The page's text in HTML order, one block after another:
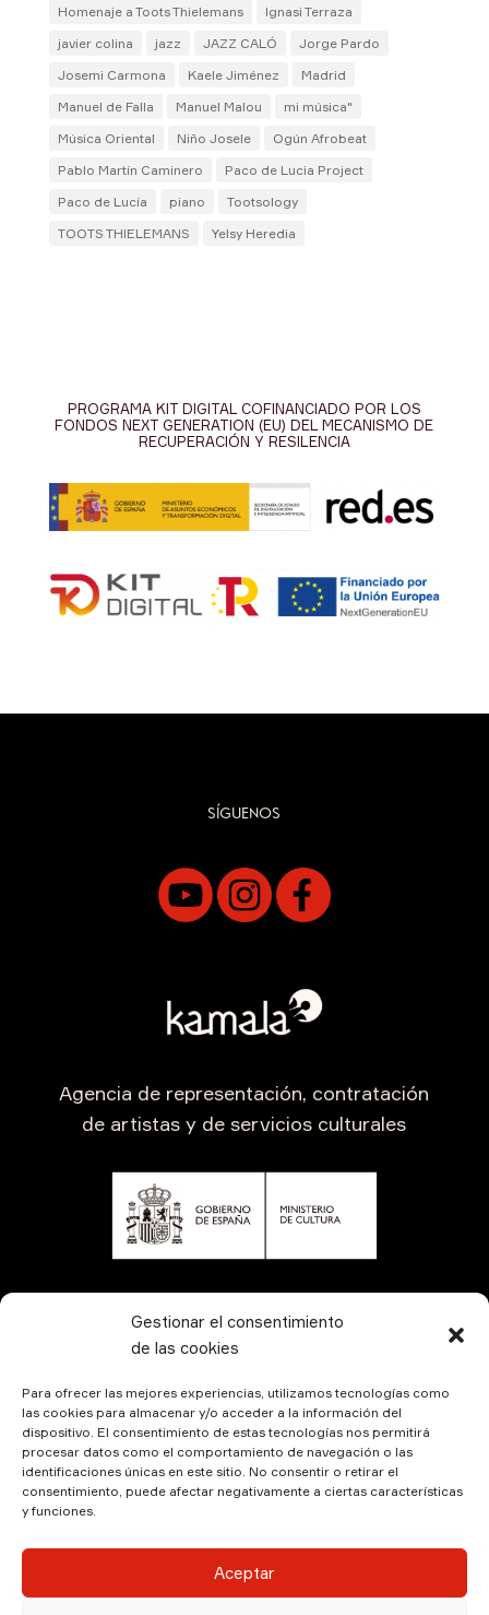
Gestionar el consentimiento
de las cookies
Para ofrecer las mejores experiencias, utilizamos tecnologías como
las cookies para almacenar y/o acceder a la información del
dispositivo. El consentimiento de estas tecnologías nos permitirá
procesar datos como el comportamiento de navegación o las
identificaciones únicas en este sitio. No consentir o retirar el
consentimiento, puede afectar negativamente a ciertas características
y funciones.
Aceptar
Homenaje a Toots Thielemans
Ignasi Terraza
javier colina
jazz JAZZ CALÓ
Jorge Pardo
Josemi Carmona
Kaele Jiménez
Madrid
Manuel de Falla
Manuel Malou
mi música"
Música Oriental
Niño Josele
Ogún Afrobeat
Pablo Martín Caminero
Paco de Lucia Project
Paco de Lucía
piano
Tootsology
TOOTS THIELEMANS
Yelsy Heredia
PROGRAMA KIT DIGITAL COFINANCIADO POR LOS
FONDOS NEXT GENERATION (EU) DEL MECANISMO DE
RECUPERACIÓN Y RESILENCIA
SÍGUENOS
Agencia de representación, contratación
de artistas y de servicios culturales